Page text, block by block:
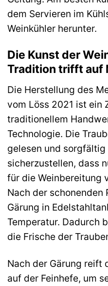
dem Servieren im
Weinkühler herunter.
Die Kunst der
Tradition trifft auf
Die Herstellung des
vom Löss 2021 ist ein
traditionellem
Technologie. Die
gelesen und
sicherzustellen, dass
für die Weinbereitung
Nach der
Gärung in
Temperatur. Dadurch
die Frische der
Nach der Gärung reift
auf der Feinhefe, um